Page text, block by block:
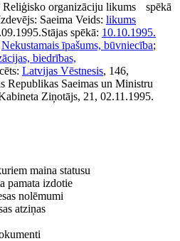
Reliģisko organizāciju likums
spēkā
Saeima Veids: likums
Stājas spēkā: 10.10.1995.
Nekustamais īpašums, būvniecība;
biedrības,
Latvijas Vēstnesis, 146,
Republikas Saeimas un Ministru
Ziņotājs, 21, 02.11.1995.
maina statusu
pamata izdotie
nolēmumi
atziņas